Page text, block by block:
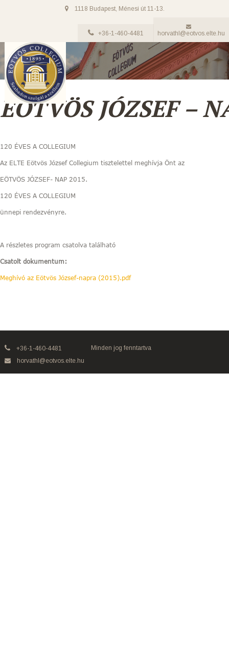
1118 Budapest, Ménesi út 11-13.
+36-1-460-4481 horvathl@eotvos.elte.hu
EÖTVÖS JÓZSEF –
120 ÉVES A COLLEGIUM
Az ELTE Eötvös József Collegium tisztelettel meghívja Önt az
EÖTVÖS JÓZSEF- NAP 2015.
120 ÉVES A COLLEGIUM
ünnepi rendezvényre.
A részletes program csatolva található
Csatolt dokumentum:
Meghívó az Eötvös József-napra (2015).pdf
+36-1-460-4481
horvathl@eotvos.elte.hu
Minden jog fenntartva